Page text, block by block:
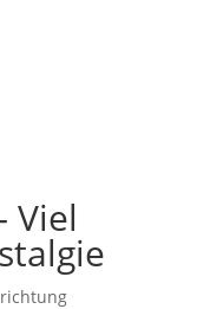
Viel